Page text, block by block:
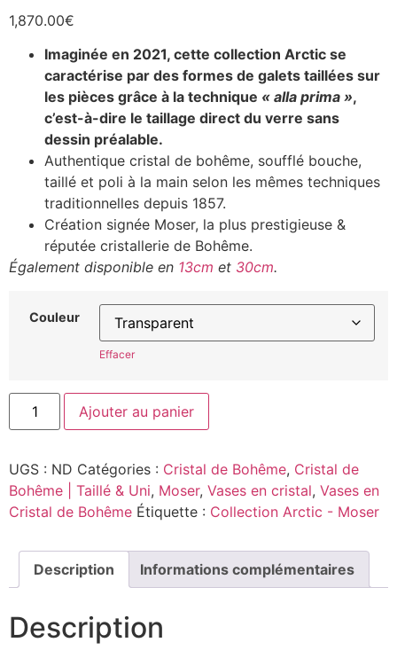
1,870.00€
Imaginée en 2021, cette collection Arctic se
caractérise par des formes de galets taillées sur
les pièces grâce à la technique « alla prima »,
c’est-à-dire le taillage direct du verre sans
dessin préalable.
Authentique cristal de bohême, soufflé bouche,
taillé et poli à la main selon les mêmes techniques
traditionnelles depuis 1857.
Création signée Moser, la plus prestigieuse &
réputée cristallerie de Bohême.
Également disponible en 13cm et 30cm.
Couleur
Effacer
Ajouter au panier
UGS : ND Catégories : Cristal de Bohême, Cristal de
Bohême | Taillé & Uni, Moser, Vases en cristal, Vases en
Cristal de Bohême Étiquette : Collection Arctic - Moser
Description Informations complémentaires
Description